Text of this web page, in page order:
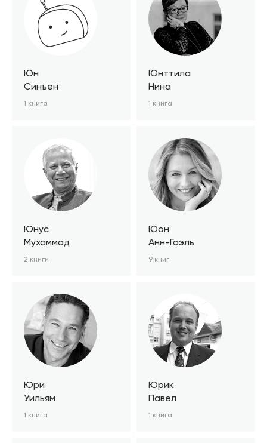
Юн
Синъён
1 книга
Юнттила
Нина
1 книга
Юнус
Мухаммад
2 книги
Юон
Анн-Гаэль
9 книг
Юри
Уильям
1 книга
Юрик
Павел
1 книга